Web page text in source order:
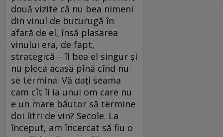
două vizite că nu bea nimeni
din vinul de buturugă în
afară de el, însă plasarea
vinului era, de fapt,
strategică – îl bea el singur și
nu pleca acasă pînă cînd nu
se termina. Vă dați seama
cam cît îi ia unui om care nu
e un mare băutor să termine
doi litri de vin? Secole. La
început, am încercat să fiu o